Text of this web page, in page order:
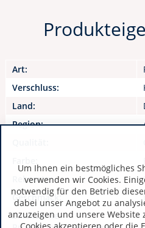
Art:
Verschluss:
Land:
Region:
Rebsorte:
Geschmack:
Zusätzliche
Um Ihnen ein bestmögliches
verwenden wir Cookies.
notwendig für den Betrieb
dabei unser Angebot zu
anzuzeigen und unsere Website
Cookies akzeptieren oder die